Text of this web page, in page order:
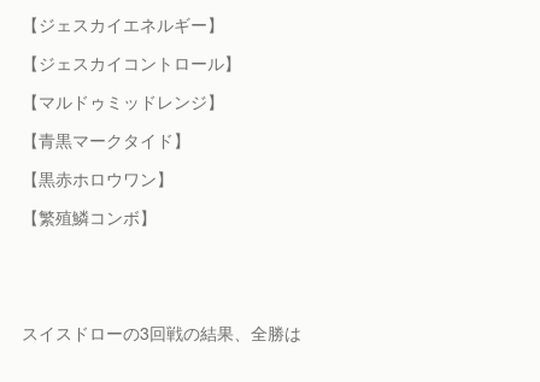
【ジェスカイエネルギー】
【ジェスカイコントロール】
【マルドゥミッドレンジ】
【青黒マークタイド】
【黒赤ホロウワン】
【繁殖鱗コンボ】
スイスドローの3回戦の結果、全勝は